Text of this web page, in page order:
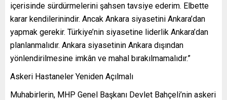
içerisinde sürdürmelerini şahsen tavsiye ederim. Elbette
karar kendilerinindir. Ancak Ankara siyasetini Ankara’dan
yapmak gerekir. Türkiye’nin siyasetine liderlik Ankara’dan
planlanmalıdır. Ankara siyasetinin Ankara dışından
yönlendirilmesine imkân ve mahal bırakılmamalıdır.”
Askeri Hastaneler Yeniden Açılmalı
Muhabirlerin, MHP Genel Başkanı Devlet Bahçeli’nin askeri